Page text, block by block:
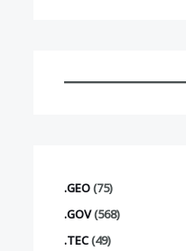
.GEO(75)
.GOV(568)
.TEC(49)